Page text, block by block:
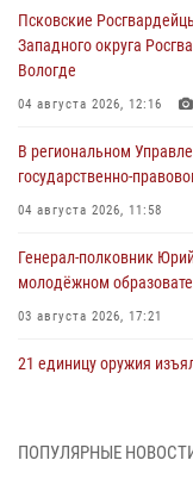
Псковские
Западного округа
Вологде
04 августа 2026, 12:16
В региональном
государственно-
04 августа 2026, 11:58
Генерал-полковник
молодёжном
03 августа 2026, 17:21
21 единицу оружия
Росгвардейцы
ПОПУЛЯРНЫЕ